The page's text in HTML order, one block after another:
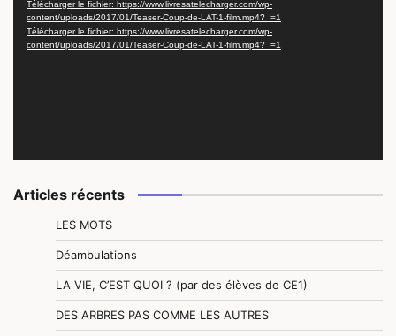
Télécharger le fichier: https://www.livresatelecharger.com/wp-
content/uploads/2017/01/Teaser-Coup-de-LAT-1-film.mp4?_=1
Télécharger le fichier: https://www.livresatelecharger.com/wp-
content/uploads/2017/01/Teaser-Coup-de-LAT-1-film.mp4?_=1
Articles récents
LES MOTS
Déambulations
LA VIE, C’EST QUOI ? (par des élèves de CE1)
DES ARBRES PAS COMME LES AUTRES